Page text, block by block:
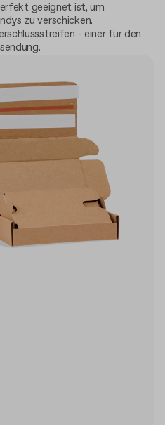
geeignet ist, um
zu verschicken.
- einer für den